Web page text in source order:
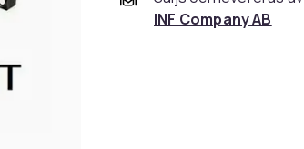
INF Company AB